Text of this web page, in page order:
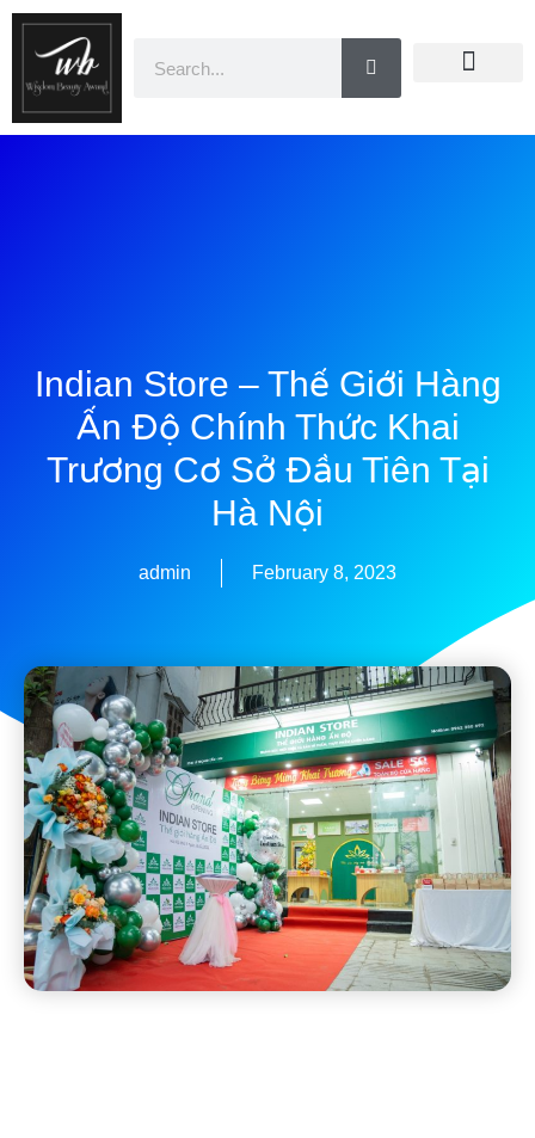
Indian Store – Thế Giới Hàng
Ấn Độ Chính Thức Khai
Trương Cơ Sở Đầu Tiên Tại
Hà Nội
admin February 8, 2023